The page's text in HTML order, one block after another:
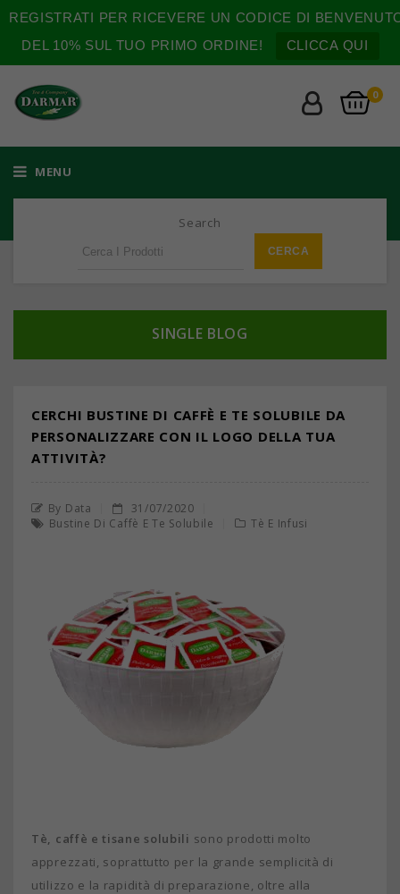
REGISTRATI PER RICEVERE UN CODICE DI
DEL 10% SUL TUO PRIMO ORDINE!
CLICCA QUI
0
MENU
Search
SINGLE BLOG
CERCHI BUSTINE DI CAFFÈ E TE SOLUBILE DA
PERSONALIZZARE CON IL LOGO DELLA TUA
ATTIVITÀ?
By Data
31/07/2020
Bustine Di Caffè E Te Solubile
Tè E Infusi
Tè, caffè e tisane solubili sono prodotti molto
apprezzati, soprattutto per la grande semplicità di
utilizzo e la rapidità di preparazione, oltre alla